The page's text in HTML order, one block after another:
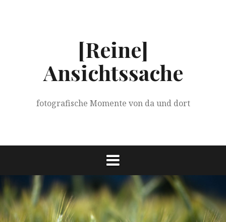
[Reine]
Ansichtssache
fotografische Momente von da und dort